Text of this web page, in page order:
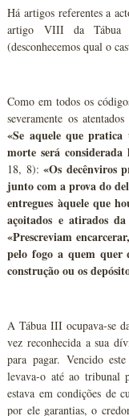
Há artigos referentes a
artigo VIII da
(desconhecemos qual o
Como em todos os
severamente os
«Se aquele que
morte será considerada
18, 8):«Os decênviros
junto com a prova do
entregues àquele que
açoitados e atirados
«Prescreviam
pelo fogo a quem quer
construção ou os
A Tábua III ocupava-se
vez reconhecida a sua
para pagar. Vencido
levava-o até ao tribunal
estava em condições de
por ele garantias, o